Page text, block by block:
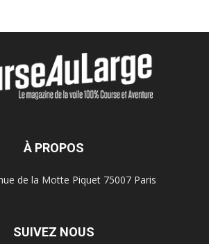
À PROPOS
de la Motte Piquet 75007 Paris
SUIVEZ NOUS